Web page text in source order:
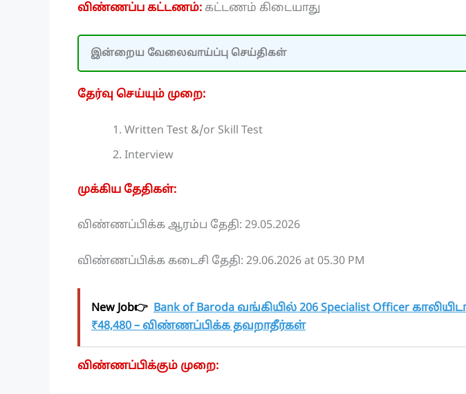
விண்ணப்ப கட்டணம்: கட்டணம் கிடையாது
இன்றைய வேலைவாய்ப்பு செய்திகள்
தேர்வு செய்யும் முறை:
Written Test &/or Skill Test
Interview
முக்கிய தேதிகள்:
விண்ணப்பிக்க ஆரம்ப தேதி: 29.05.2026
விண்ணப்பிக்க கடைசி தேதி: 29.06.2026 at 05.30 PM
New Job👉 Bank of Baroda வங்கியில் 206 Specialist Officer
₹48,480 – விண்ணப்பிக்க தவறாதீர்கள்
விண்ணப்பிக்கும் முறை: